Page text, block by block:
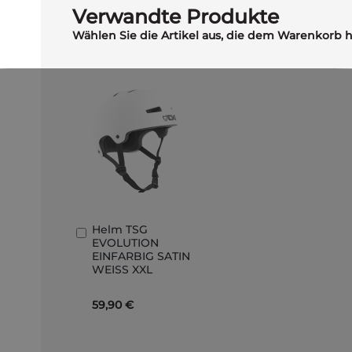
Verwandte Produkte
Wählen Sie die Artikel aus, die dem Warenkorb
Helm TSG
EVOLUTION
EINFARBIG SATIN
WEISS XXL
59,90 €
In
den
Warenkorb